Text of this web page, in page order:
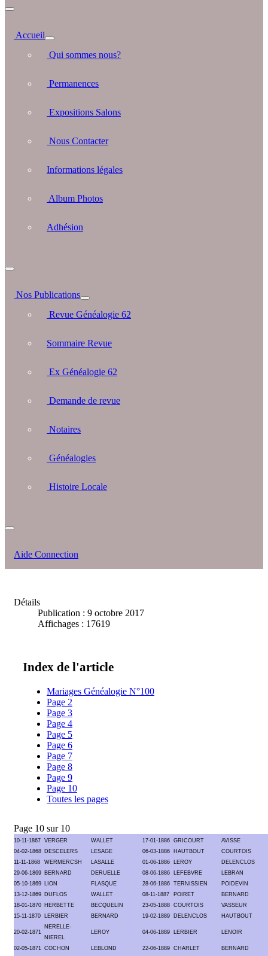
Accueil
Qui sommes nous?
Permanences
Expositions Salons
Nous Contacter
Informations légales
Album Photos
Adhésion
Nos Publications
Revue Généalogie 62
Sommaire Revue
Ex Généalogie 62
Demande de revue
Notaires
Généalogies
Histoire Locale
Aide Connection
Détails
Publication : 9 octobre 2017
Affichages : 17619
Index de l'article
Mariages Généalogie N°100
Page 2
Page 3
Page 4
Page 5
Page 6
Page 7
Page 8
Page 9
Page 10
Toutes les pages
Page 10 sur 10
10-11-1867 VERGER WALLET 17-01-1886 GRICOURT
AVISSE
04-02-1868 DESCELERS LESAGE 06-03-1886 HAUTBOUT
COURTOIS
11-11-1868
WERMERCSH LASALLE 01-06-1886 LEROY
DELENCLOS
29-06-1869 BERNARD DERUELLE 08-06-1886 LEFEBVRE
LEBRAN
05-10-1869 LION FLASQUE 28-06-1886 TERNISSIEN
POIDEVIN
13-12-1869 DUFLOS WALLET 08-11-1887 POIRET
BERNARD
18-01-1870 HERBETTE BECQUELIN 23-05-1888 COURTOIS
VASSEUR
15-11-1870
LERBIER BERNARD 19-02-1889 DELENCLOS HAUTBOUT
20-02-1871
NERELLE-
NIEREL
LEROY 04-06-1889 LERBIER LENOIR
02-05-1871 COCHON LEBLOND 22-06-1889 CHARLET BERNARD